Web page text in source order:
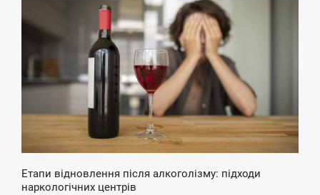
Етапи відновлення після алкоголізму: підходи
наркологічних центрів